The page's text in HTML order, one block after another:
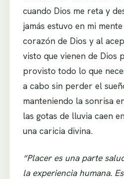
cuando Dios me reta y
jamás estuvo en mi
corazón de Dios y al
visto que vienen de Dios
provisto todo lo que
a cabo sin perder el
manteniendo la sonrisa
las gotas de lluvia caen
una caricia divina.
“Placer es una parte
la experiencia humana.